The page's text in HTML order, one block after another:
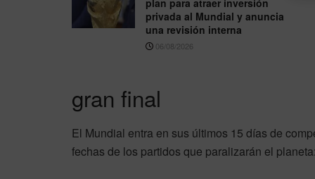
privada al Mundial y anuncia
una revisión interna
06/08/2026
gran final
El Mundial entra en sus últimos 15 días de
fechas de los partidos que paralizarán el planeta: